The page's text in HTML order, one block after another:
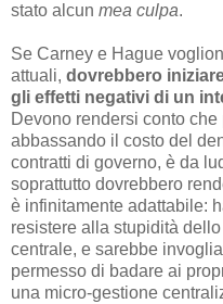
stato alcun mea culpa.
Se Carney e Hague
attuali, dovrebbero
gli effetti negativi di un
Devono rendersi conto
abbassando il costo del
contratti di governo, è da
soprattutto dovrebbero
è infinitamente adattabile:
resistere alla stupidità
centrale, e sarebbe
permesso di badare ai
una micro-gestione